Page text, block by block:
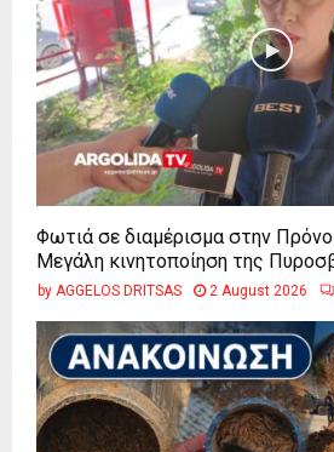
Φωτιά σε διαμέρισμα στην
Μεγάλη κινητοποίηση της
by AGGELOS DRITSAS 2 August 2026